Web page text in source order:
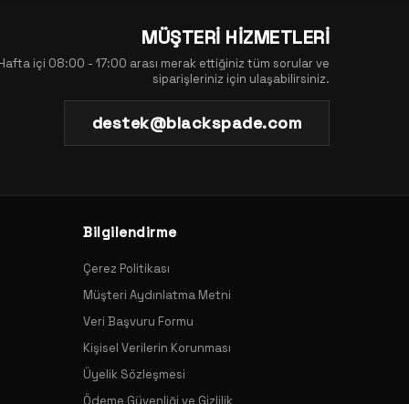
MÜŞTERİ HİZMETLERİ
içi 08:00 - 17:00 arası merak ettiğiniz tüm sorular ve
siparişleriniz için ulaşabilirsiniz.
destek@blackspade.com
Bilgilendirme
Çerez Politikası
Müşteri Aydınlatma Metni
Veri Başvuru Formu
Kişisel Verilerin Korunması
Üyelik Sözleşmesi